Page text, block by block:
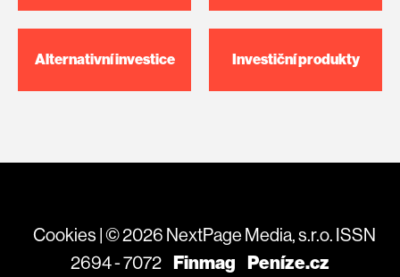
Alternativní investice Investiční produkty
Cookies | © 2026 NextPage Media, s.r.o. ISSN
2694 - 7072 Finmag Peníze.cz